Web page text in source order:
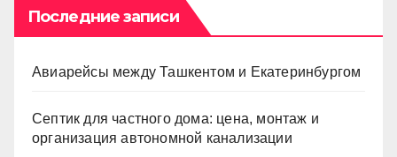
Последние записи
Авиарейсы между Ташкентом и Екатеринбургом
Септик для частного дома: цена, монтаж и
организация автономной канализации